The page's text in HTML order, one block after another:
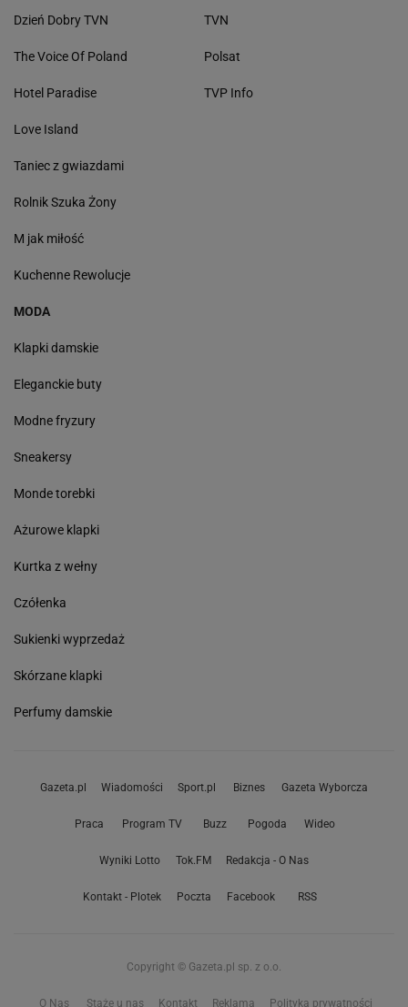
Dzień Dobry TVN
The Voice Of Poland
Hotel Paradise
Love Island
Taniec z gwiazdami
Rolnik Szuka Żony
M jak miłość
Kuchenne Rewolucje
TVN
Polsat
TVP Info
MODA
Klapki damskie
Eleganckie buty
Modne fryzury
Sneakersy
Monde torebki
Ażurowe klapki
Kurtka z wełny
Czółenka
Sukienki wyprzedaż
Skórzane klapki
Perfumy damskie
Gazeta.pl Wiadomości Sport.pl Biznes Gazeta Wyborcza
Praca Program TV Buzz Pogoda Wideo
Wyniki Lotto Tok.FM Redakcja - O Nas
Kontakt - Plotek Poczta Facebook RSS
Copyright © Gazeta.pl sp. z o.o.
O Nas Staże u nas Kontakt Reklama Polityka prywatności